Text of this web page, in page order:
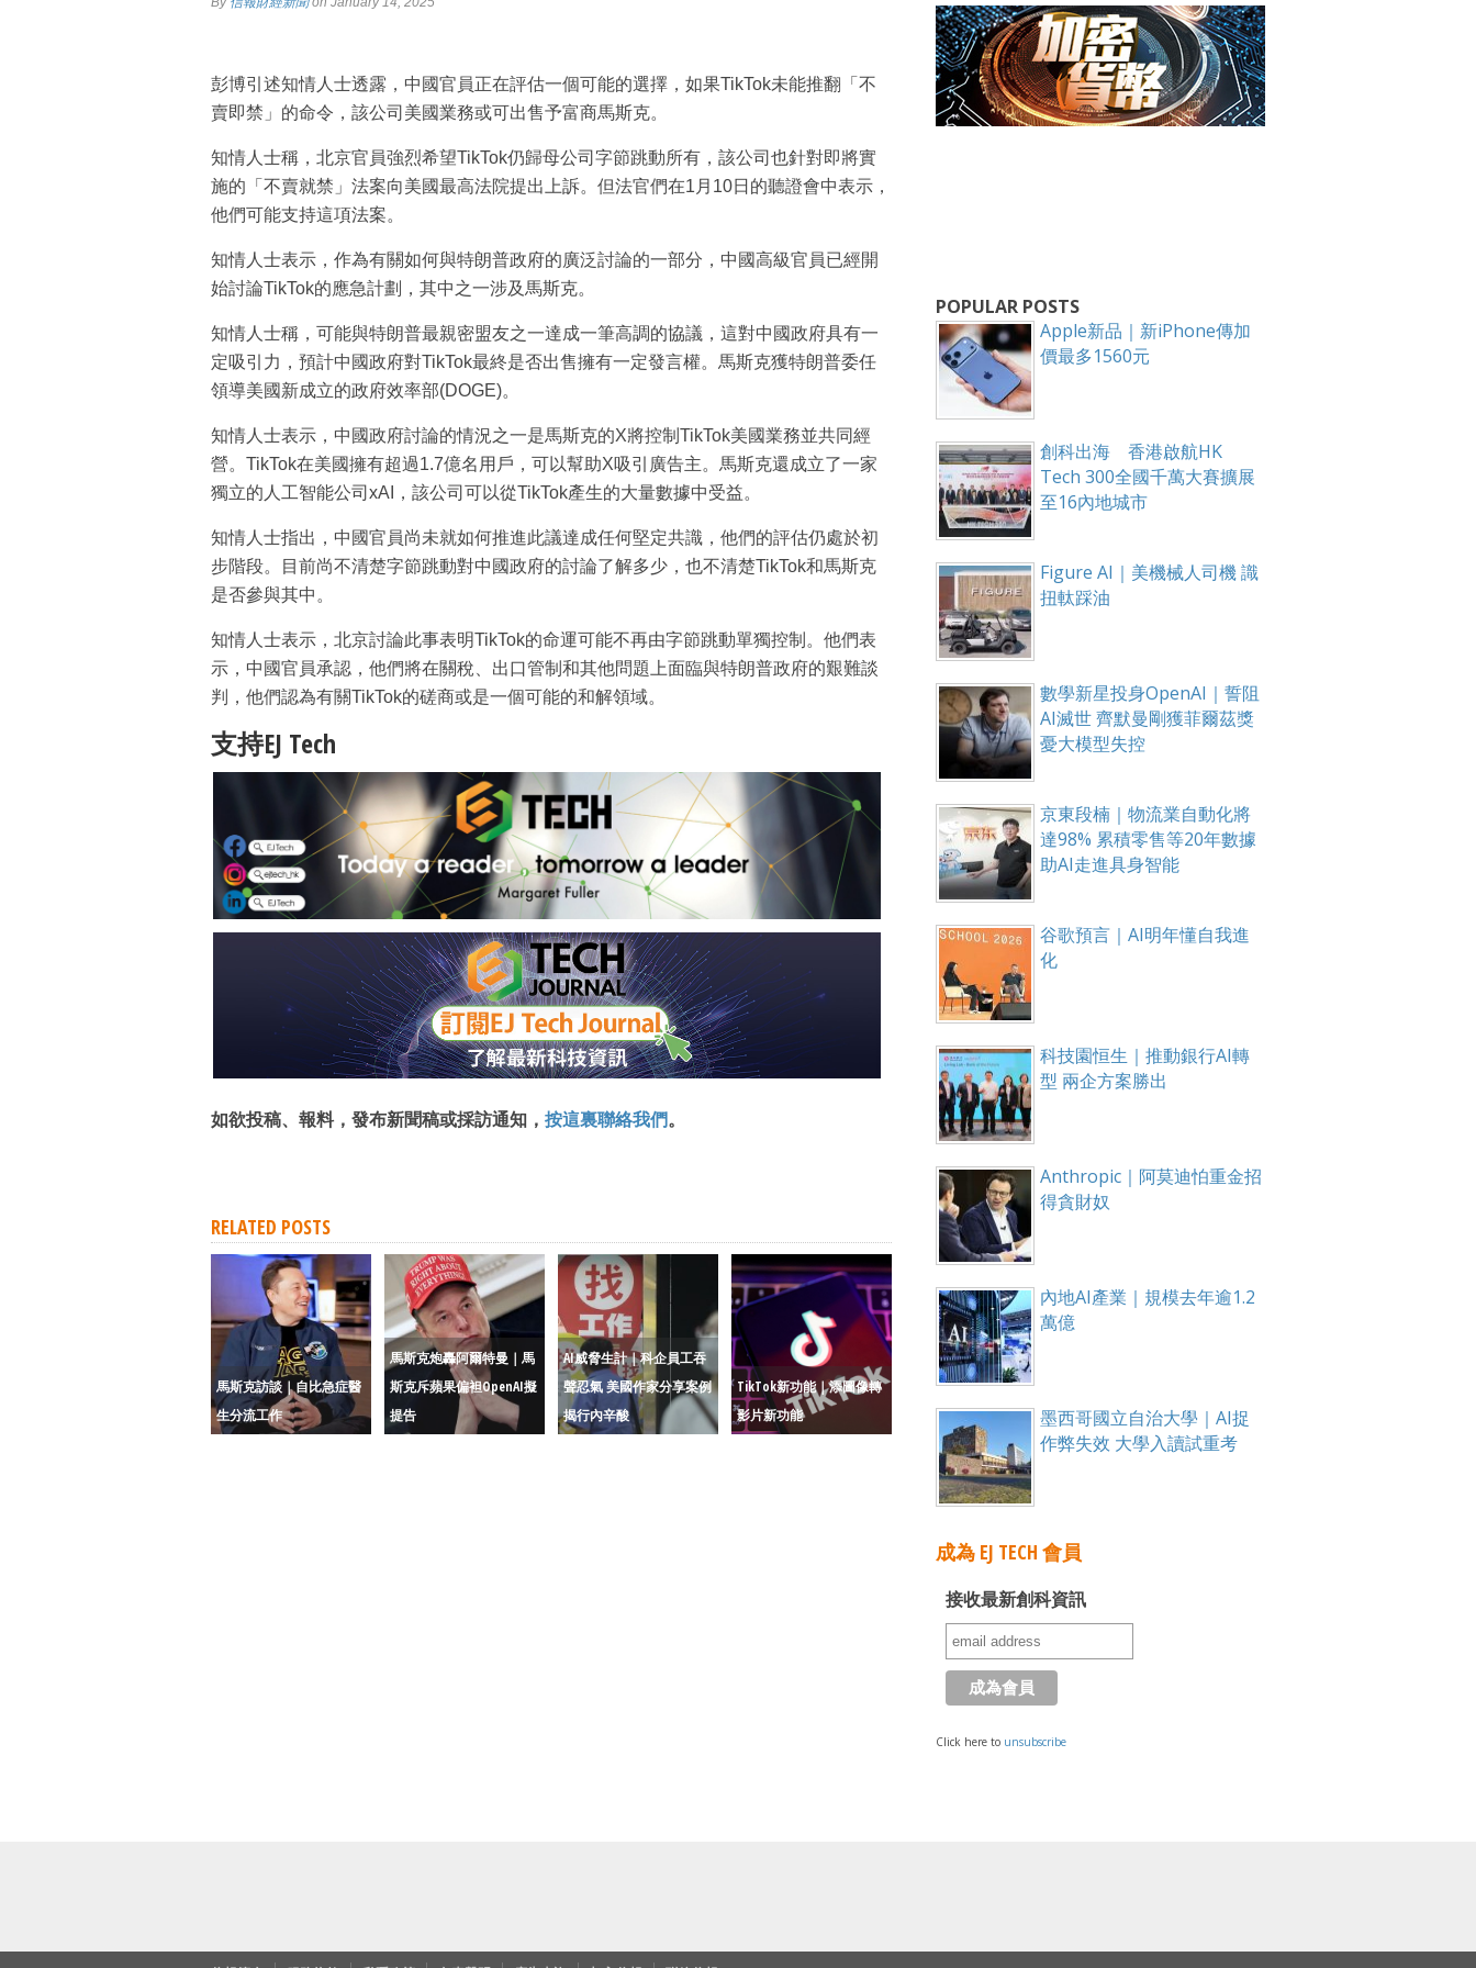
彭博引述知情人士透露，中國官員正在評估一個可能的選擇，如果TikTok未能推翻「不
賣即禁」的命令，該公司美國業務或可出售予富商馬斯克。
知情人士稱，北京官員強烈希望TikTok仍歸母公司字節跳動所有，該公司也針對即將實
施的「不賣就禁」法案向美國最高法院提出上訴。但法官們在1月10日的聽證會中表示，
他們可能支持這項法案。
知情人士表示，作為有關如何與特朗普政府的廣泛討論的一部分，中國高級官員已經開
始討論TikTok的應急計劃，其中之一涉及馬斯克。
知情人士稱，可能與特朗普最親密盟友之一達成一筆高調的協議，這對中國政府具有一
定吸引力，預計中國政府對TikTok最終是否出售擁有一定發言權。馬斯克獲特朗普委任
領導美國新成立的政府效率部(DOGE)。
知情人士表示，中國政府討論的情況之一是馬斯克的X將控制TikTok美國業務並共同經
營。TikTok在美國擁有超過1.7億名用戶，可以幫助X吸引廣告主。馬斯克還成立了一家
獨立的人工智能公司xAI，該公司可以從TikTok產生的大量數據中受益。
知情人士指出，中國官員尚未就如何推進此議達成任何堅定共識，他們的評估仍處於初
步階段。目前尚不清楚字節跳動對中國政府的討論了解多少，也不清楚TikTok和馬斯克
是否參與其中。
知情人士表示，北京討論此事表明TikTok的命運可能不再由字節跳動單獨控制。他們表
示，中國官員承認，他們將在關稅、出口管制和其他問題上面臨與特朗普政府的艱難談
判，他們認為有關TikTok的磋商或是一個可能的和解領域。
支持EJ Tech
如欲投稿、報料，發布新聞稿或採訪通知， 按這裏聯絡我們。
RELATED POSTS
馬斯克訪談｜自比急症醫
生分流工作
馬斯克炮轟阿爾特曼｜馬
斯克斥蘋果偏袒OpenAI擬
提告
AI威脅生計｜科企員工吞
聲忍氣 美國作家分享案例
揭行內辛酸
TikTok新功能｜添圖像轉
影片新功能
POPULAR POSTS
Apple新品｜新iPhone傳加
價最多1560元
創科出海 香港啟航HK
Tech 300全國千萬大賽擴展
至16內地城市
Figure AI｜美機械人司機 識
扭軚踩油
數學新星投身OpenAI｜誓阻
AI滅世 齊默曼剛獲菲爾茲獎
憂大模型失控
京東段楠｜物流業自動化將
達98% 累積零售等20年數據
助AI走進具身智能
谷歌預言｜AI明年懂自我進
化
科技園恒生｜推動銀行AI轉
型 兩企方案勝出
Anthropic｜阿莫迪怕重金招
得貪財奴
內地AI產業｜規模去年逾1.2
萬億
墨西哥國立自治大學｜AI捉
作弊失效 大學入讀試重考
成為 EJ TECH 會員
接收最新創科資訊
Click here to unsubscribe
成為 EJ Tech 會員
最新資訊（附創業懶人包），直達郵箱！